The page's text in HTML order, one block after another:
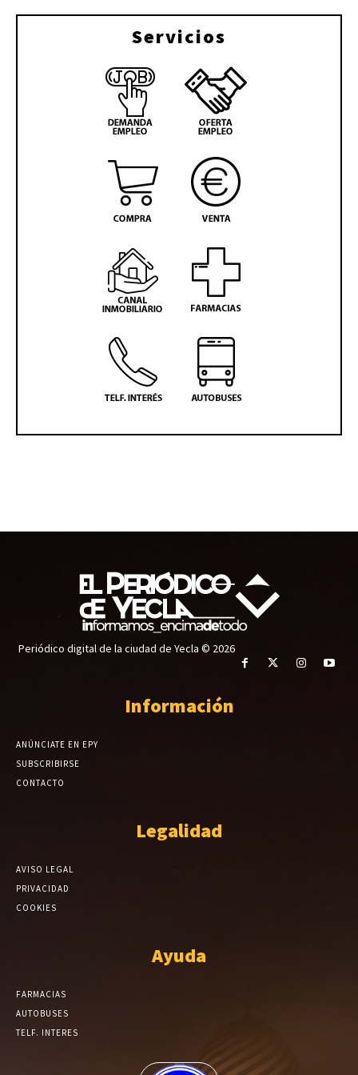
Servicios
Periódico digital de la ciudad de Yecla © 2026
Información
ANÚNCIATE EN EPY
SUBSCRIBIRSE
CONTACTO
Legalidad
AVISO LEGAL
PRIVACIDAD
COOKIES
Ayuda
FARMACIAS
AUTOBUSES
TELF. INTERES